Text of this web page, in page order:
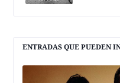
ENTRADAS QUE PUEDEN